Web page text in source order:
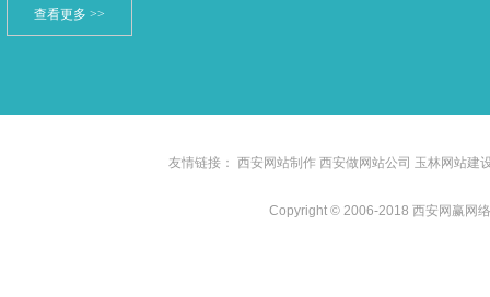
查看更多 >>
友情链接： 西安网站制作 西安做网站公司 玉林网站建
Copyright © 2006-2018 西安网赢网